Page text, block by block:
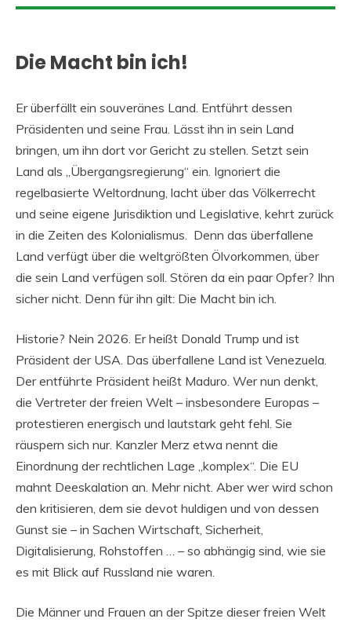
Die Macht bin ich!
Er überfällt ein souveränes Land. Entführt dessen
Präsidenten und seine Frau. Lässt ihn in sein Land
bringen, um ihn dort vor Gericht zu stellen. Setzt sein
Land als „Übergangsregierung“ ein. Ignoriert die
regelbasierte Weltordnung, lacht über das Völkerrecht
und seine eigene Jurisdiktion und Legislative, kehrt zurück
in die Zeiten des Kolonialismus. Denn das überfallene
Land verfügt über die weltgrößten Ölvorkommen, über
die sein Land verfügen soll. Stören da ein paar Opfer? Ihn
sicher nicht. Denn für ihn gilt: Die Macht bin ich.
Historie? Nein 2026. Er heißt Donald Trump und ist
Präsident der USA. Das überfallene Land ist Venezuela.
Der entführte Präsident heißt Maduro. Wer nun denkt,
die Vertreter der freien Welt – insbesondere Europas –
protestieren energisch und lautstark geht fehl. Sie
räuspern sich nur. Kanzler Merz etwa nennt die
Einordnung der rechtlichen Lage „komplex“. Die EU
mahnt Deeskalation an. Mehr nicht. Aber wer wird schon
den kritisieren, dem sie devot huldigen und von dessen
Gunst sie – in Sachen Wirtschaft, Sicherheit,
Digitalisierung, Rohstoffen … – so abhängig sind, wie sie
es mit Blick auf Russland nie waren.
Die Männer und Frauen an der Spitze dieser freien Welt